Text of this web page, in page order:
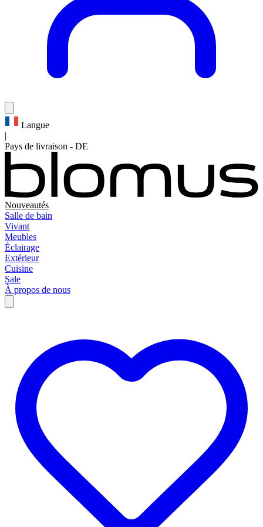
Langue
|
Pays de livraison - DE
Nouveautés
Salle de bain
Vivant
Meubles
Éclairage
Extérieur
Cuisine
Sale
À propos de nous